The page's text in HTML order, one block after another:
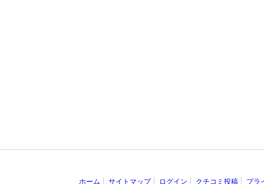
ホーム サイトマップ ログイン クチコミ投稿 プラ